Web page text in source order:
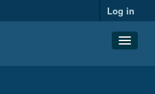
Log in